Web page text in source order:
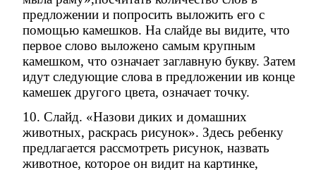
предложении и попросить выложить его с
помощью камешков. На слайде вы видите, что
первое слово выложено самым крупным
камешком, что означает заглавную букву. Затем
идут следующие слова в предложении ив конце
камешек другого цвета, означает точку.
10. Слайд. «Назови диких и домашних
животных, раскрась рисунок». Здесь ребенку
предлагается рассмотреть рисунок, назвать
животное, которое он видит на картинке,